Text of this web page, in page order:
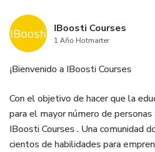
IBoosti Courses
1 Año Hotmarter
¡Bienvenido a IBoosti Courses
Con el objetivo de hacer que la
para el mayor número de
IBoosti Courses . Una comunidad
cientos de habilidades para